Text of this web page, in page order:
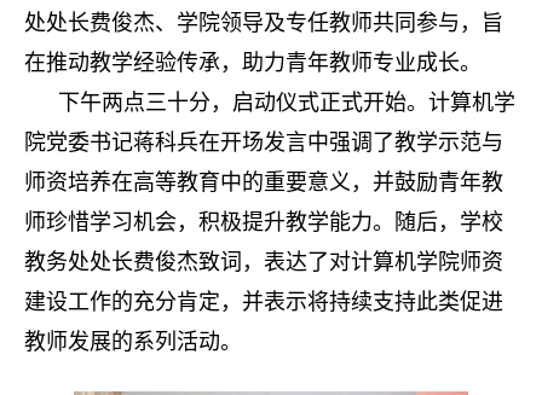
处处长费俊杰、学院领导及专任教师共同参与，旨
在推动教学经验传承，助力青年教师专业成长。
下午两点三十分，启动仪式正式开始。计算机学
院党委书记蒋科兵在开场发言中强调了教学示范与
师资培养在高等教育中的重要意义，并鼓励青年教
师珍惜学习机会，积极提升教学能力。随后，学校
教务处处长费俊杰致词，表达了对计算机学院师资
建设工作的充分肯定，并表示将持续支持此类促进
教师发展的系列活动。